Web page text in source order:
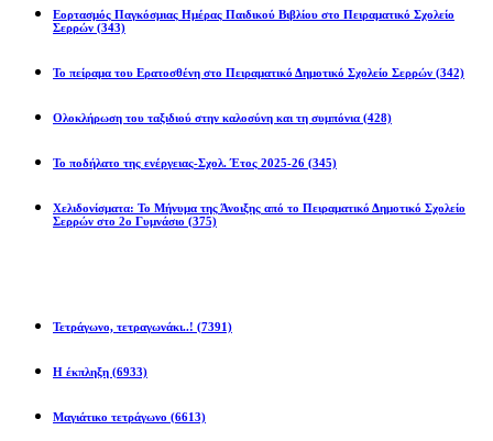
Εορτασμός Παγκόσμιας Ημέρας Παιδικού Βιβλίου στο Πειραματικό Σχολείο
Σερρών (343)
Το πείραμα του Ερατοσθένη στο Πειραματικό Δημοτικό Σχολείο Σερρών (342)
Ολοκλήρωση του ταξιδιού στην καλοσύνη και τη συμπόνια (428)
Το ποδήλατο της ενέργειας-Σχολ. Έτος 2025-26 (345)
Χελιδονίσματα: Το Μήνυμα της Άνοιξης από το Πειραματικό Δημοτικό Σχολείο
Σερρών στο 2ο Γυμνάσιο (375)
Τετράγωνο, τετραγωνάκι..! (7391)
Η έκπληξη (6933)
Μαγιάτικο τετράγωνο (6613)